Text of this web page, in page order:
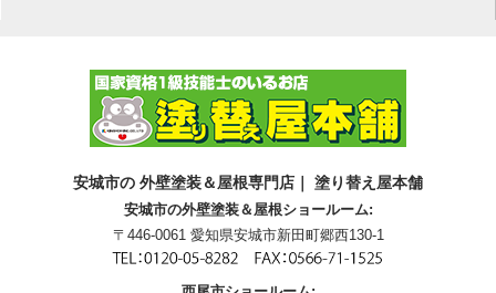
安城市の 外壁塗装＆屋根専門店｜ 塗り替え屋本舗
安城市の外壁塗装＆屋根ショールーム:
〒446-0061 愛知県安城市新田町郷西130-1